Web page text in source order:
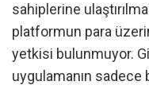
sahiplerine
platformun para
yetkisi bulunmuyor.
uygulamanın sadece